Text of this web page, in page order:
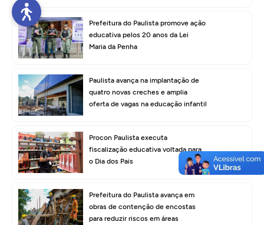
Prefeitura do Paulista promove ação
educativa pelos 20 anos da Lei
Maria da Penha
Paulista avança na implantação de
quatro novas creches e amplia
oferta de vagas na educação infantil
Procon Paulista executa
fiscalização educativa voltada para
o Dia dos Pais
Prefeitura do Paulista avança em
obras de contenção de encostas
para reduzir riscos em áreas